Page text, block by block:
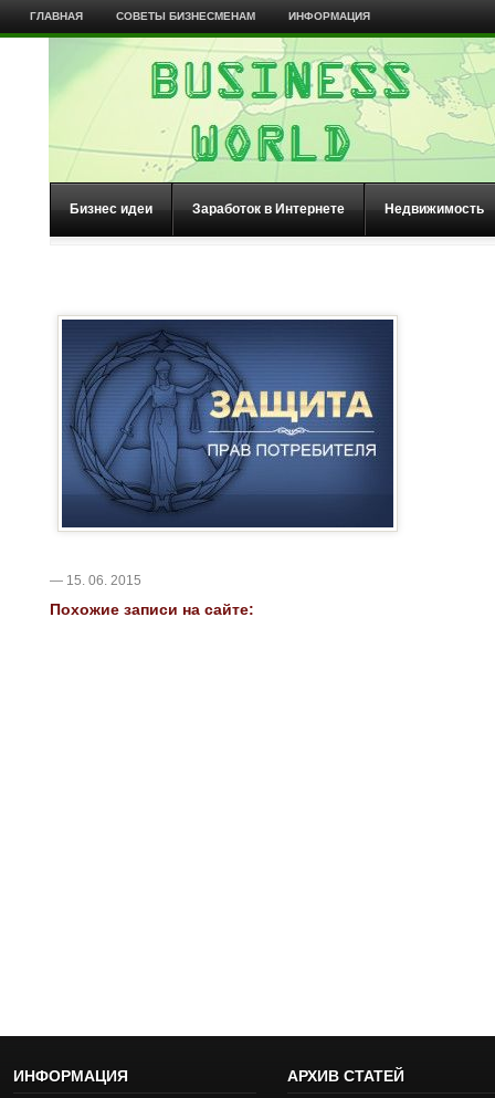
ГЛАВНАЯ СОВЕТЫ БИЗНЕСМЕНАМ ИНФОРМАЦИЯ
Бизнес идеи Заработок в Интернете Недвижимость
— 15. 06. 2015
Похожие записи на сайте:
ИНФОРМАЦИЯ АРХИВ СТАТЕЙ